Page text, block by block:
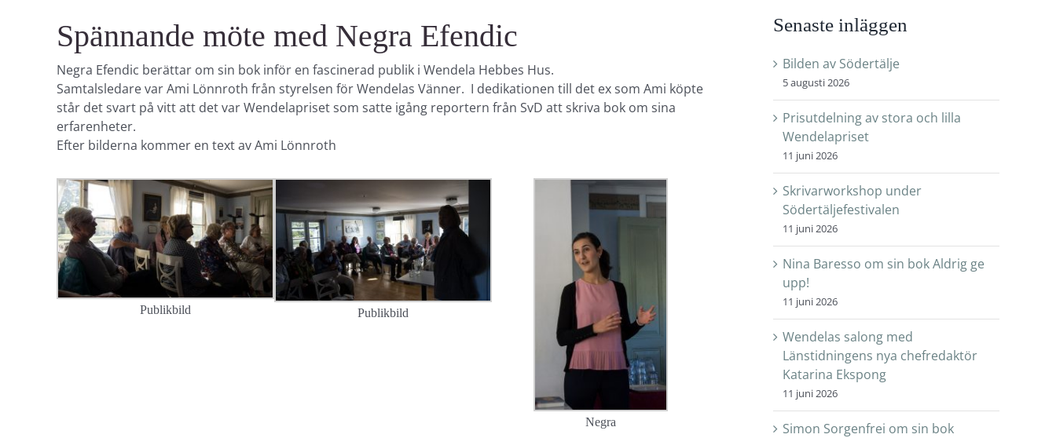
Spännande möte med Negra Efendic
Negra Efendic berättar om sin bok inför en fascinerad publik i Wendela Hebbes Hus.
Samtalsledare var Ami Lönnroth från styrelsen för Wendelas Vänner. I dedikationen till det ex som Ami köpte
står det svart på vitt att det var Wendelapriset som satte igång reportern från SvD att skriva bok om sina
erfarenheter.
Efter bilderna kommer en text av Ami Lönnroth
Publikbild Publikbild
Negra
Senaste inläggen
Bilden av Södertälje
5 augusti 2026
Prisutdelning av stora och lilla
Wendelapriset
11 juni 2026
Skrivarworkshop under
Södertäljefestivalen
11 juni 2026
Nina Baresso om sin bok Aldrig ge
upp!
11 juni 2026
Wendelas salong med
Länstidningens nya chefredaktör
Katarina Ekspong
11 juni 2026
Simon Sorgenfrei om sin bok